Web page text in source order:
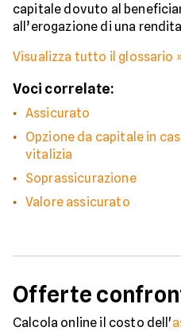
capitale dovuto al
all’erogazione di una
Visualizza tutto il glossario
Voci correlate:
Assicurato
Opzione da capitale in
vitalizia
Soprassicurazione
Valore assicurato
Offerte
Calcola online il costo dell'